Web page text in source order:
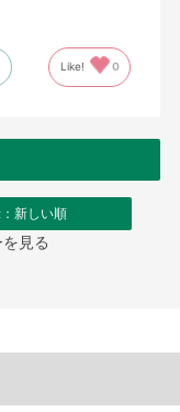
Like! 0
新しい順
見る